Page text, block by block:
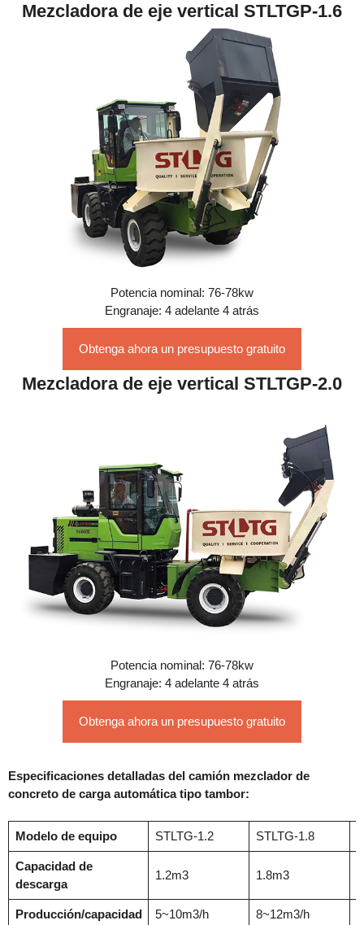
Mezcladora de eje vertical STLTGP-1.6
Potencia nominal: 76-78kw
Engranaje: 4 adelante 4 atrás
Obtenga ahora un presupuesto gratuito
Mezcladora de eje vertical STLTGP-2.0
Potencia nominal: 76-78kw
Engranaje: 4 adelante 4 atrás
Obtenga ahora un presupuesto gratuito
Especificaciones detalladas del camión mezclador de
concreto de carga automática tipo tambor:
Modelo de equipo STLTG-1.2 STLTG-1.8
Capacidad de
descarga
1.2m3 1.8m3
Producción/capacidad 5~10m3/h 8~12m3/h